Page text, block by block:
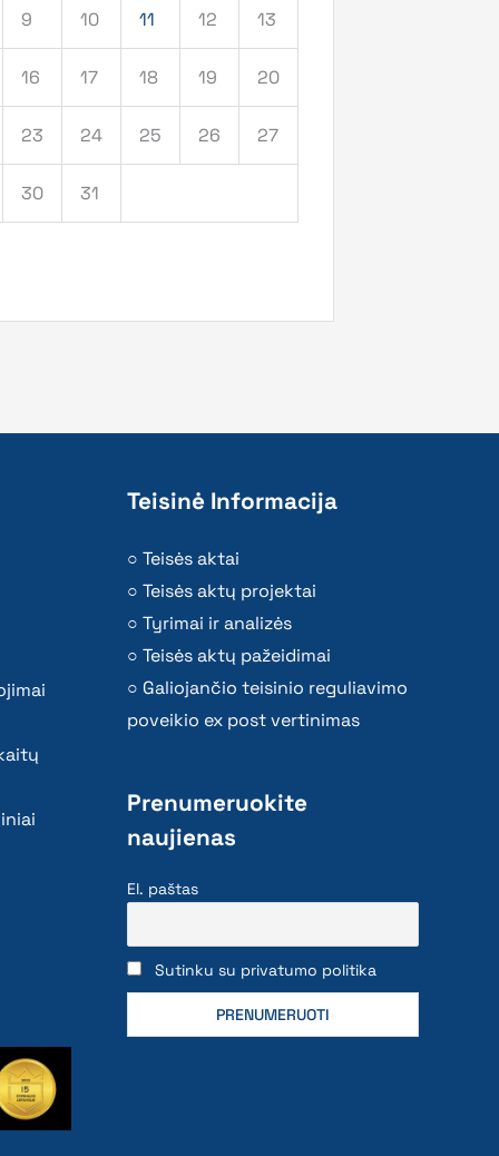
9 10 11 12 13
16 17 18 19 20
23 24 25 26 27
30 31
Teisinė Informacija
Teisės aktai
Teisės aktų projektai
Tyrimai ir analizės
Teisės aktų pažeidimai
Galiojančio teisinio reguliavimo
poveikio ex post vertinimas
Prenumeruokite
naujienas
El. paštas
Sutinku su privatumo politika